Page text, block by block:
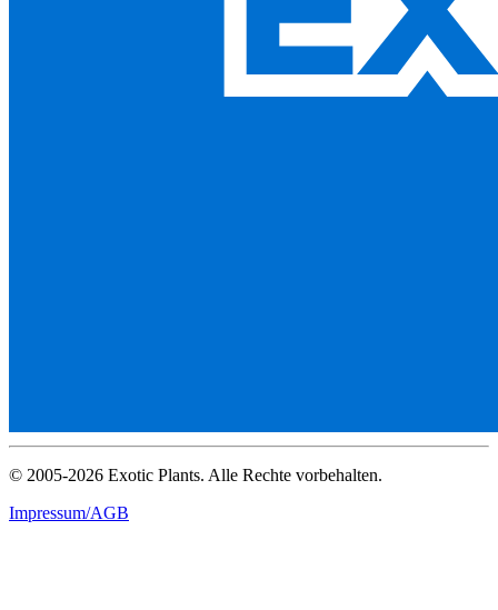
© 2005-2026 Exotic Plants. Alle Rechte vorbehalten.
Impressum/AGB